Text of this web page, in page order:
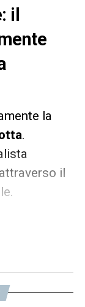
il
la
.
attraverso il
a scaricare
dirlo